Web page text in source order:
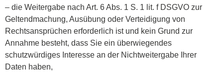
– die Weitergabe nach Art. 6 Abs. 1 S. 1 lit. f DSGVO zur
Geltendmachung, Ausübung oder Verteidigung von
Rechtsansprüchen erforderlich ist und kein Grund zur
Annahme besteht, dass Sie ein überwiegendes
schutzwürdiges Interesse an der Nichtweitergabe Ihrer
Daten haben,